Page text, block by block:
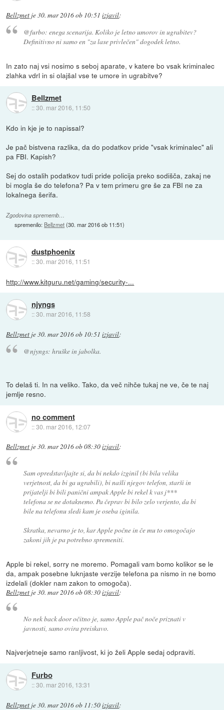
Bellzmet je30. mar 2016 ob 10:51 izjavil:
@furbo: enega scenarija. Koliko je letno umorov in ugrabitev?
Definitivno ni samo en "za lase privlečen" dogodek letno.
In zato naj vsi nosimo s seboj aparate, v katere bo vsak kriminalec
zlahka vdrl in si olajšal vse te umore in ugrabitve?
Bellzmet
::30. mar 2016, 11:50
Kdo in kje je to napissal?
Je pač bistvena razlika, da do podatkov pride "vsak kriminalec" ali
pa FBI. Kapish?
Sej do ostalih podatkov tudi pride policija preko sodišča, zakaj ne
bi mogla še do telefona? Pa v tem primeru gre še za FBI ne za
lokalnega šerifa.
Zgodovina sprememb…
spremenilo: Bellzmet(30. mar 2016 ob 11:51)
dustphoenix
::30. mar 2016, 11:51
http://www.kitguru.net/gaming/security-...
njyngs
::30. mar 2016, 11:58
Bellzmet je30. mar 2016 ob 10:51 izjavil:
@njyngs: hruške in jabolka.
To delaš ti. In na veliko. Tako, da več nihče tukaj ne ve, če te naj
jemlje resno.
no comment
::30. mar 2016, 12:07
Bellzmet je30. mar 2016 ob 08:30izjavil:
Sam opredstavljajte si, da bi nekdo izginil (bi bila velika
verjetnost, da bi ga ugrabili), bi našli njegov telefon, starši in
prijatelji bi bili panični ampak Apple bi rekel k vas j***
telefona se ne dotaknemo. Pa čeprav bi bilo zelo verjento, da bi
bile na telefonu sledi kam je oseba iginila.
Skratka, nevarno je to, kar Apple počne in če mu to omogočajo
zakoni jih je pa potrebno spremeniti.
Apple bi rekel, sorry ne moremo. Pomagali vam bomo kolikor se le
da, ampak posebne luknjaste verzije telefona pa nismo in ne bomo
izdelali (dokler nam zakon to omogoča).
Bellzmet je30. mar 2016 ob 08:30izjavil:
No nek back door očitno je, samo Apple pač noče priznati v
javnosti, samo ovira preiskavo.
Najverjetneje samo ranljivost, ki jo želi Apple sedaj odpraviti.
Furbo
::30. mar 2016, 13:31
Bellzmet je30. mar 2016 ob 11:50izjavil: